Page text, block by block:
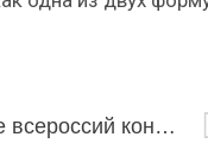
Пятеро из Бурятии — в финале всероссий конкурса управленцев